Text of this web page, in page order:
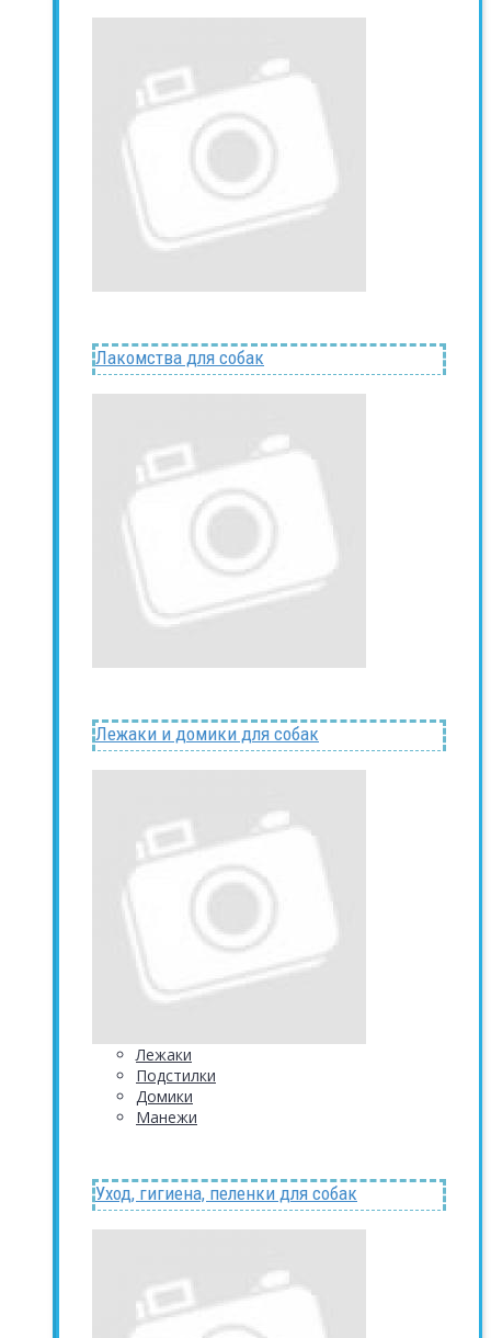
Лакомства для собак
Лежаки и домики для собак
Лежаки
Подстилки
Домики
Манежи
Уход, гигиена, пеленки для собак